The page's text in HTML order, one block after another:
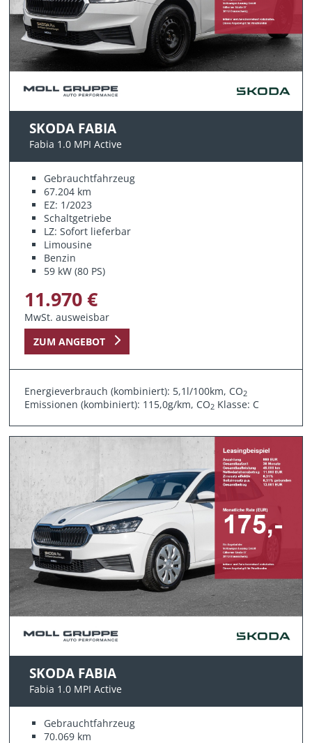
SKODA FABIA
Fabia 1.0 MPI Active
Gebrauchtfahrzeug
67.204 km
EZ: 1/2023
Schaltgetriebe
LZ: Sofort lieferbar
Limousine
Benzin
59 kW (80 PS)
11.970 €
MwSt. ausweisbar
ZUM ANGEBOT
Energieverbrauch (kombiniert): 5,1l/100km, CO2
Emissionen (kombiniert): 115,0g/km, CO2 Klasse: C
SKODA FABIA
Fabia 1.0 MPI Active
Gebrauchtfahrzeug
70.069 km